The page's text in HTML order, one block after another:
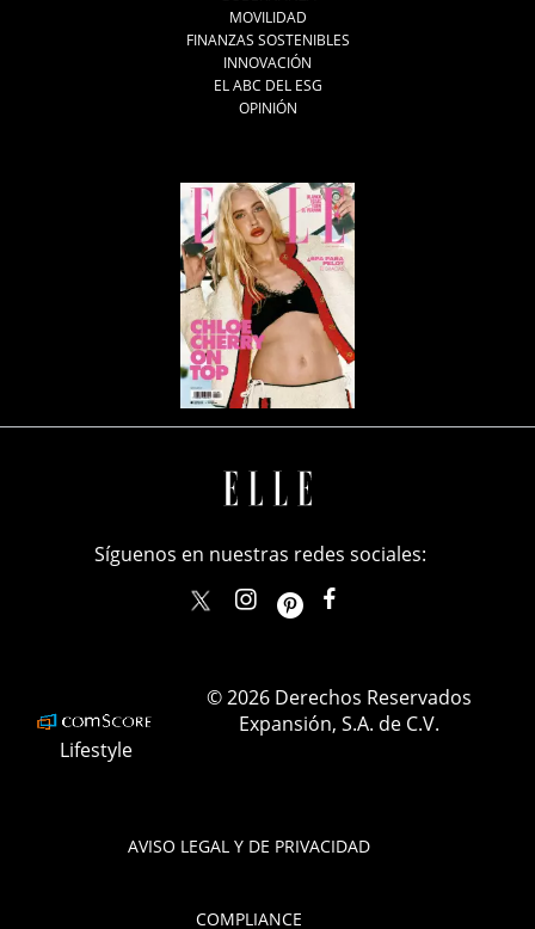
MOVILIDAD
FINANZAS SOSTENIBLES
INNOVACIÓN
EL ABC DEL ESG
OPINIÓN
AVISO LEGAL Y DE PRIVACIDAD
COMPLIANCE
Síguenos en nuestras redes sociales:
elle_mexicoellemexico
Lifestyle
© 2026 Derechos Reservados
Expansión, S.A. de C.V.